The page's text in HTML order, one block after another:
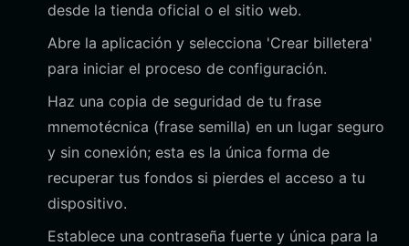
desde la tienda oficial o el sitio web.
Abre la aplicación y selecciona 'Crear billetera'
para iniciar el proceso de configuración.
Haz una copia de seguridad de tu frase
mnemotécnica (frase semilla) en un lugar seguro
y sin conexión; esta es la única forma de
recuperar tus fondos si pierdes el acceso a tu
dispositivo.
Establece una contraseña fuerte y única para la